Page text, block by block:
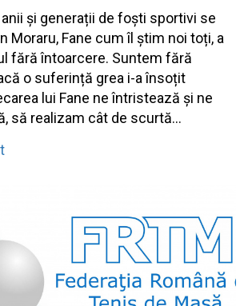
și generații de foști sportivi se
Moraru, Fane cum îl știm noi toți, a
fără întoarcere. Suntem fără
o suferință grea i-a însoțit
lui Fane ne întristează și ne
să realizam cât de scurtă...